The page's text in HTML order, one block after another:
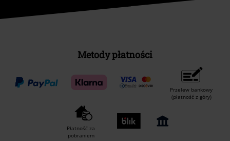
Metody płatności
Przelew bankowy
(płatność z góry)
Płatność za
pobraniem